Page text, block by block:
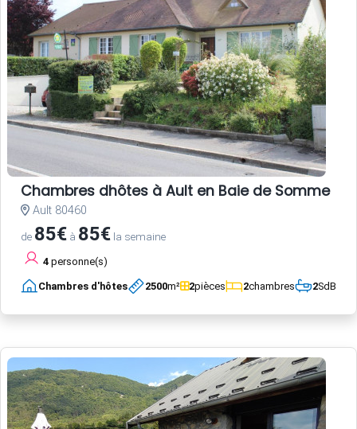
Chambres dhôtes à Ault en Baie de Somme
Ault 80460
de 85€ à 85€ la semaine
4 personne(s)
Chambres d'hôtes 2500m² 2pièces 2chambres 2SdB